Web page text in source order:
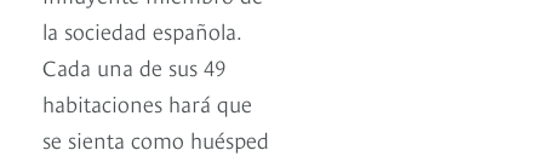
la sociedad española.
Cada una de sus 49
habitaciones hará que
se sienta como huésped